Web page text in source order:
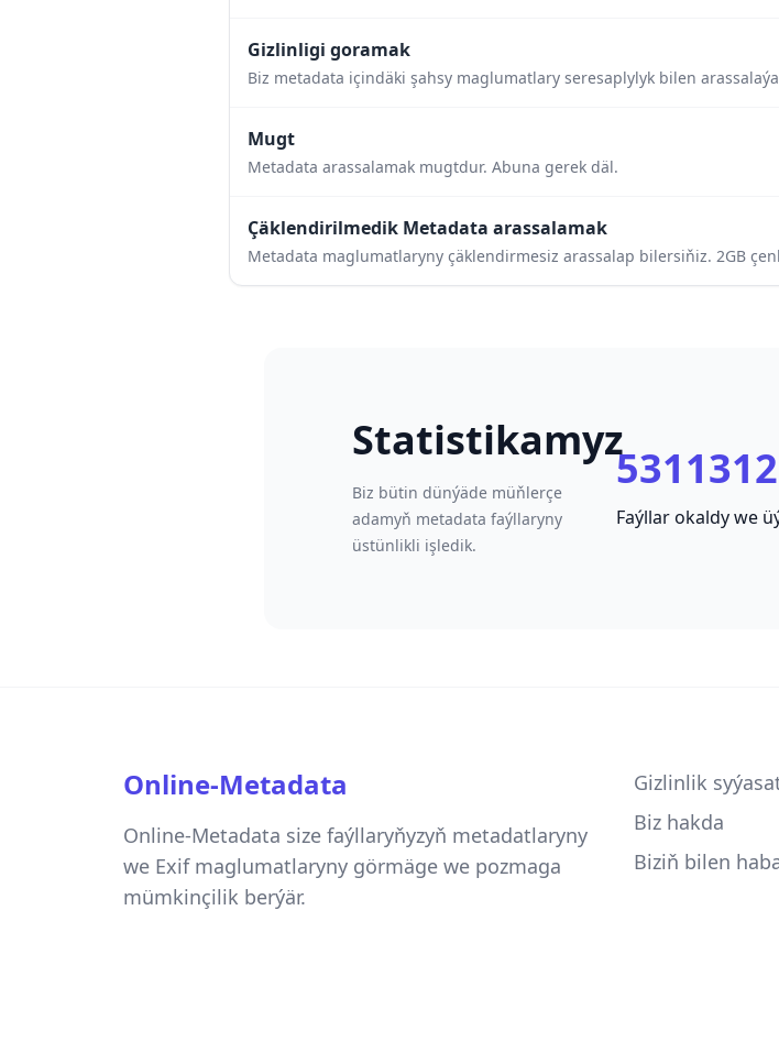
Gizlinligi goramak
Biz metadata içindäki şahsy maglumatlary seresaplylyk bilen
Mugt
Metadata arassalamak mugtdur. Abuna gerek däl.
Çäklendirilmedik Metadata arassalamak
Metadata maglumatlaryny çäklendirmesiz arassalap bilersiňiz. 2GB
Statistikamyz
Biz bütin dünýäde müňlerçe
adamyň metadata faýllaryny
üstünlikli işledik.
5311312
Faýllar okaldy we
Online-Metadata
Online-Metadata size faýllaryňyzyň metadatlaryny
we Exif maglumatlaryny görmäge we pozmaga
mümkinçilik berýär.
Gizlinlik
Biz hakda
Biziň bilen